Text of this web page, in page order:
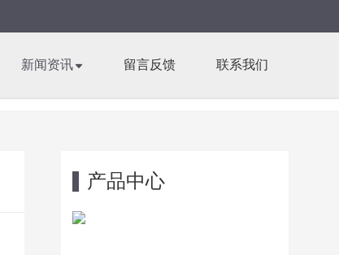
新闻资讯 留言反馈 联系我们
产品中心